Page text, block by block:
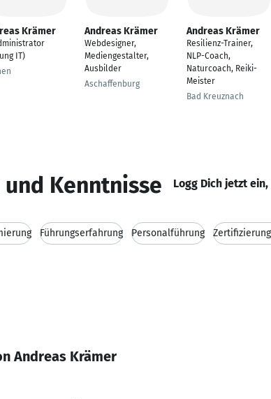
Krämer
IT)
Andreas Krämer
Webdesigner,
Mediengestalter,
Ausbilder
Aschaffenburg
Andreas Krämer
Resilienz-Trainer,
NLP-Coach,
Naturcoach, Reiki-
Meister
Bad Kreuznach
Kenntnisse Logg Dich jetzt
Führungserfahrung Personalführung
Andreas Krämer